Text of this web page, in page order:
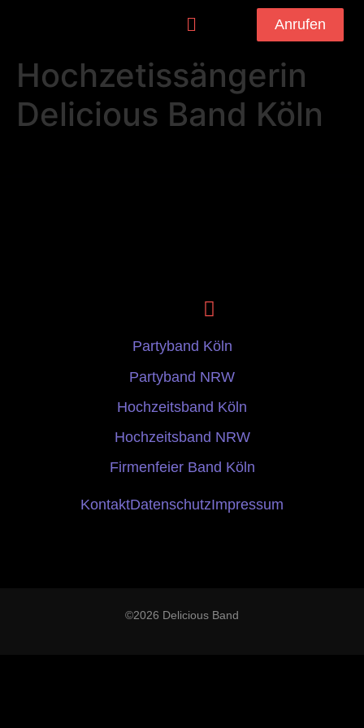
Anrufen
Hochzetissängerin
Delicious Band Köln
Partyband Köln
Partyband NRW
Hochzeitsband Köln
Hochzeitsband NRW
Firmenfeier Band Köln
KontaktDatenschutzImpressum
©2026 Delicious Band